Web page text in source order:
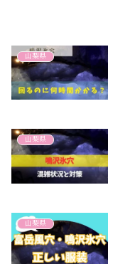
山梨県
山梨県
山梨県